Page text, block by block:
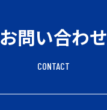
お問い合わせ
CONTACT